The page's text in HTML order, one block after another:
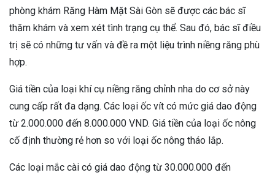
phòng khám Răng Hàm Mặt Sài Gòn sẽ được các bác sĩ
thăm khám và xem xét tình trạng cụ thể. Sau đó, bác sĩ điều
trị sẽ có những tư vấn và đề ra một liệu trình niềng răng phù
hợp.
Giá tiền của loại khí cụ niềng răng chỉnh nha do cơ sở này
cung cấp rất đa dạng. Các loại ốc vít có mức giá dao động
từ 2.000.000 đến 8.000.000 VND. Giá tiền của loại ốc nông
cố định thường rẻ hơn so với loại ốc nông tháo lắp.
Các loại mắc cài có giá dao động từ 30.000.000 đến